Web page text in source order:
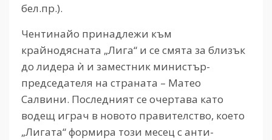
бел.пр.).
Чентинайо принадлежи към
крайнодясната „Лига“ и се смята за близък
до лидера ѝ и заместник министър-
председателя на страната – Матео
Салвини. Последният се очертава като
водещ играч в новото правителство, което
„Лигата“ формира този месец с анти-